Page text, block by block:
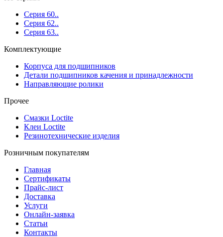
Серия 60..
Серия 62..
Серия 63..
Комплектующие
Корпуса для подшипников
Детали подшипников качения и принадлежности
Направляющие ролики
Прочее
Смазки Loctite
Клеи Loctite
Резинотехнические изделия
Розничным покупателям
Главная
Сертификаты
Прайс-лист
Доставка
Услуги
Онлайн-заявка
Статьи
Контакты